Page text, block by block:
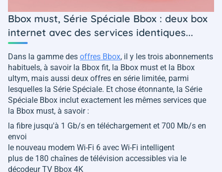
Bbox must, Série Spéciale Bbox : deux box
internet avec des services identiques...
Dans la gamme des offres Bbox, il y les trois abonnements
habituels, à savoir la Bbox fit, la Bbox must et la Bbox
ultym, mais aussi deux offres en série limitée, parmi
lesquelles la Série Spéciale. Et chose étonnante, la Série
Spéciale Bbox inclut exactement les mêmes services que
la Bbox must, à savoir :
la fibre jusqu'à 1 Gb/s en téléchargement et 700 Mb/s en
envoi
le nouveau modem Wi-Fi 6 avec Wi-Fi intelligent
plus de 180 chaînes de télévision accessibles via le
décodeur TV Bbox 4K